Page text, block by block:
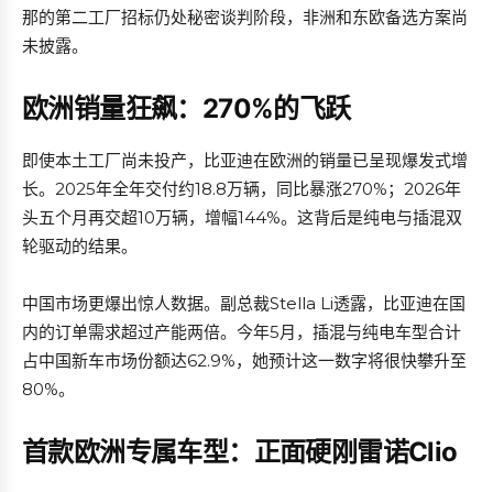
那的第二工厂招标仍处秘密谈判阶段，非洲和东欧备选方案尚
未披露。
欧洲销量狂飙：270%的飞跃
即使本土工厂尚未投产，比亚迪在欧洲的销量已呈现爆发式增
长。2025年全年交付约18.8万辆，同比暴涨270%；2026年
头五个月再交超10万辆，增幅144%。这背后是纯电与插混双
轮驱动的结果。
中国市场更爆出惊人数据。副总裁Stella Li透露，比亚迪在国
内的订单需求超过产能两倍。今年5月，插混与纯电车型合计
占中国新车市场份额达62.9%，她预计这一数字将很快攀升至
80%。
首款欧洲专属车型：正面硬刚雷诺Clio